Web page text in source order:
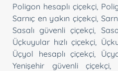
Poligon hesaplı çiçekçi,
Sarnıç en yakın çiçekçi,
Sasalı güvenli çiçekçi
Üçkuyular hızlı çiçekçi
Üçyol hesaplı çiçekçi
Yenişehir güvenli çiçekçi